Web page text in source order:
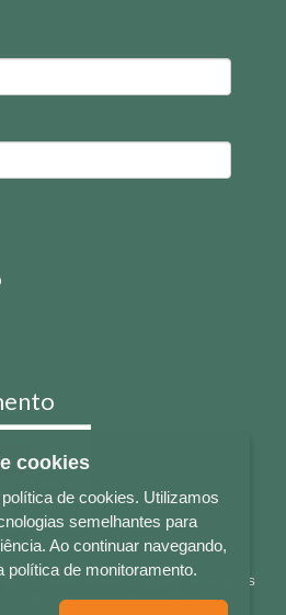
20 - Térreo Bourbon Shopping - AV. NAÇÕES
- - NOVO HAMBURGO - RS
cookies
de cookies. Utilizamos
semelhantes para
Ao continuar navegando,
política de monitoramento.